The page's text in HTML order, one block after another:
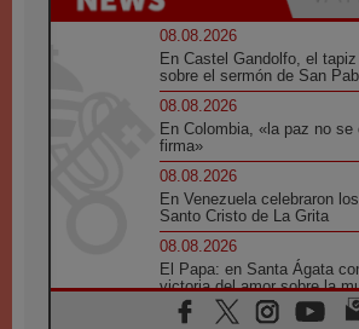
08.08.2026
En Castel Gandolfo, el
sobre el sermón de San
08.08.2026
En Colombia, «la paz no se
firma»
08.08.2026
En Venezuela celebraron
Santo Cristo de La Grita
08.08.2026
El Papa: en Santa Ágata
victoria del amor sobre la
08.08.2026